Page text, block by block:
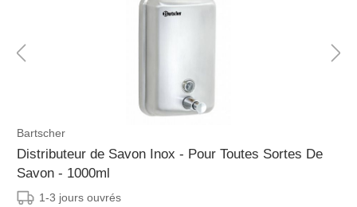
Bartscher
Distributeur de Savon Inox - Pour Toutes Sortes De
Savon - 1000ml
1-3 jours ouvrés